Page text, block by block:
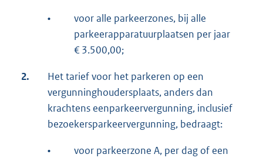
•
voor alle parkeerzones, bij alle
parkeerapparatuurplaatsen per jaar
€ 3.500,00;
2.
Het tarief voor het parkeren op een
vergunninghoudersplaats, anders dan
krachtens eenparkeervergunning, inclusief
bezoekersparkeervergunning, bedraagt:
•
voor parkeerzone A, per dag of een